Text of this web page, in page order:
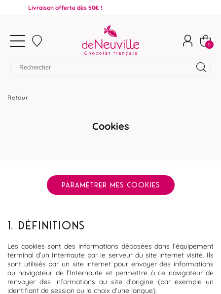
Livraison offerte dès 50€ !
0
Retour
Cookies
PARAMÉTRER MES COOKIES
1. DÉFINITIONS
Les cookies sont des informations déposées dans l’équipement
terminal d’un Internaute par le serveur du site internet visité. Ils
sont utilisés par un site internet pour envoyer des informations
au navigateur de l’Internaute et permettre à ce navigateur de
renvoyer des informations au site d’origine (par exemple un
identifiant de session ou le choix d’une langue).